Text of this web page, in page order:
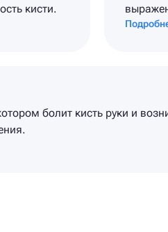
кисти.
болит кисть руки и